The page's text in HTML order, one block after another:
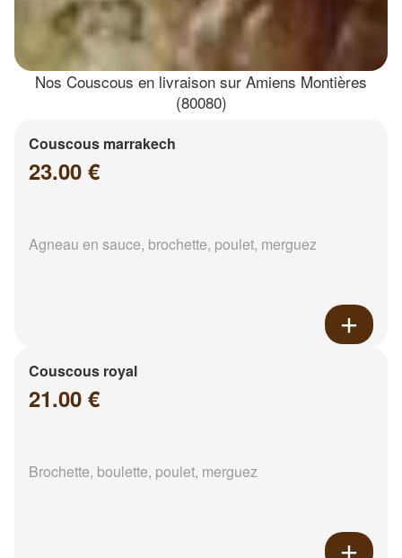
Nos Couscous en livraison sur Amiens Montières
(80080)
Couscous marrakech
23.00 €
Agneau en sauce, brochette, poulet, merguez
Couscous royal
21.00 €
Brochette, boulette, poulet, merguez